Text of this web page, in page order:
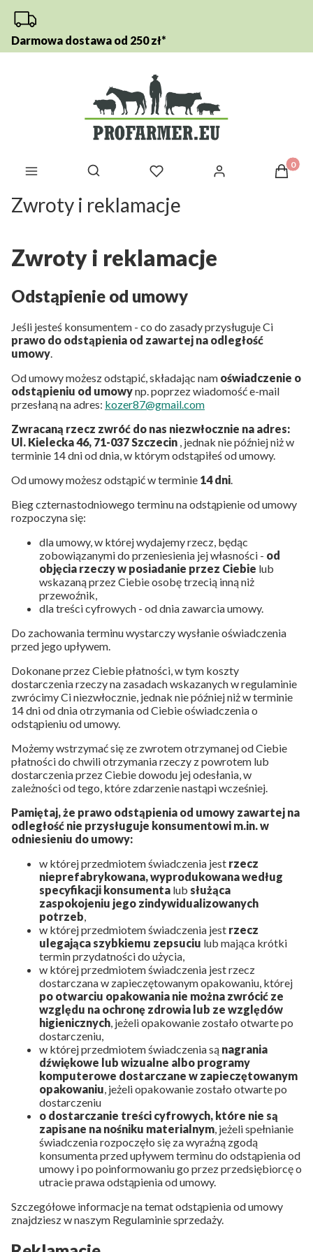
Darmowa dostawa od 250 zł*
Otwórz wyszukiwarkę
Zwroty i reklamacje
Zwroty i reklamacje
Odstąpienie od umowy
Jeśli jesteś konsumentem - co do zasady przysługuje Ci
prawo do odstąpienia od zawartej na odległość
umowy.
Od umowy możesz odstąpić, składając nam oświadczenie o
odstąpieniu od umowynp. poprzez wiadomość e-mail
przesłaną na adres: kozer87@gmail.com
Zwracaną rzecz zwróć do nas niezwłocznie na adres:
Ul. Kielecka 46, 71-037 Szczecin , jednak nie później niż w
terminie 14 dni od dnia, w którym odstąpiłeś od umowy.
Od umowy możesz odstąpić w terminie 14 dni.
Bieg czternastodniowego terminu na odstąpienie od umowy
rozpoczyna się:
dla umowy, w której wydajemy rzecz, będąc
zobowiązanymi do przeniesienia jej własności - od
objęcia rzeczy w posiadanie przez Ciebie lub
wskazaną przez Ciebie osobę trzecią inną niż
przewoźnik,
dla treści cyfrowych - od dnia zawarcia umowy.
Do zachowania terminu wystarczy wysłanie oświadczenia
przed jego upływem.
Dokonane przez Ciebie płatności, w tym koszty
dostarczenia rzeczy na zasadach wskazanych w regulaminie
zwrócimy Ci niezwłocznie, jednak nie później niż w terminie
14 dni od dnia otrzymania od Ciebie oświadczenia o
odstąpieniu od umowy.
Możemy wstrzymać się ze zwrotem otrzymanej od Ciebie
płatności do chwili otrzymania rzeczy z powrotem lub
dostarczenia przez Ciebie dowodu jej odesłania, w
zależności od tego, które zdarzenie nastąpi wcześniej.
Pamiętaj, że prawo odstąpienia od umowy zawartej na
odległość nie przysługuje konsumentowi m.in. w
odniesieniu do umowy:
w której przedmiotem świadczenia jest rzecz
nieprefabrykowana, wyprodukowana według
specyfikacji konsumenta lub służąca
zaspokojeniu jego zindywidualizowanych
potrzeb,
w której przedmiotem świadczenia jest rzecz
ulegająca szybkiemu zepsuciu lub mająca krótki
termin przydatności do użycia,
w której przedmiotem świadczenia jest rzecz
dostarczana w zapieczętowanym opakowaniu, której
po otwarciu opakowania nie można zwrócić ze
względu na ochronę zdrowia lub ze względów
higienicznych, jeżeli opakowanie zostało otwarte po
dostarczeniu,
w której przedmiotem świadczenia są nagrania
dźwiękowe lub wizualne albo programy
komputerowe dostarczane w zapieczętowanym
opakowaniu, jeżeli opakowanie zostało otwarte po
dostarczeniu
o dostarczanie treści cyfrowych, które nie są
zapisane na nośniku materialnym, jeżeli spełnianie
świadczenia rozpoczęło się za wyraźną zgodą
konsumenta przed upływem terminu do odstąpienia od
umowy i po poinformowaniu go przez przedsiębiorcę o
utracie prawa odstąpienia od umowy.
Szczegółowe informacje na temat odstąpienia od umowy
znajdziesz w naszym Regulaminie sprzedaży.